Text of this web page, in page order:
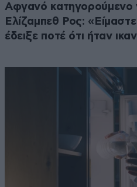
Αφγανό κατηγορούμενο
Ελίζαμπεθ Ρος:
έδειξε ποτέ ότι ήταν